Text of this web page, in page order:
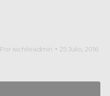
Por isichileadmin 25 Julio, 2016